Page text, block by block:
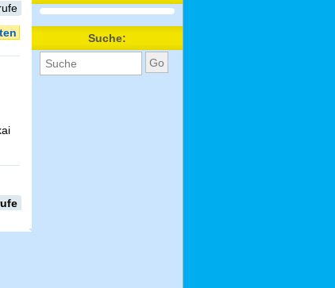
Suche: